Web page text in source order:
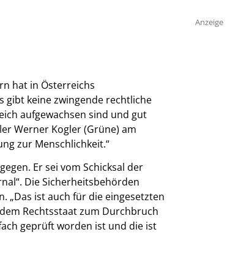
hat in Österreichs
gibt keine zwingende rechtliche
aufgewachsen sind und gut
Werner Kogler (Grüne) am
zur Menschlichkeit.“
Er sei vom Schicksal der
Die Sicherheitsbehörden
„Das ist auch für die eingesetzten
Rechtsstaat zum Durchbruch
geprüft worden ist und die ist
Anzeige